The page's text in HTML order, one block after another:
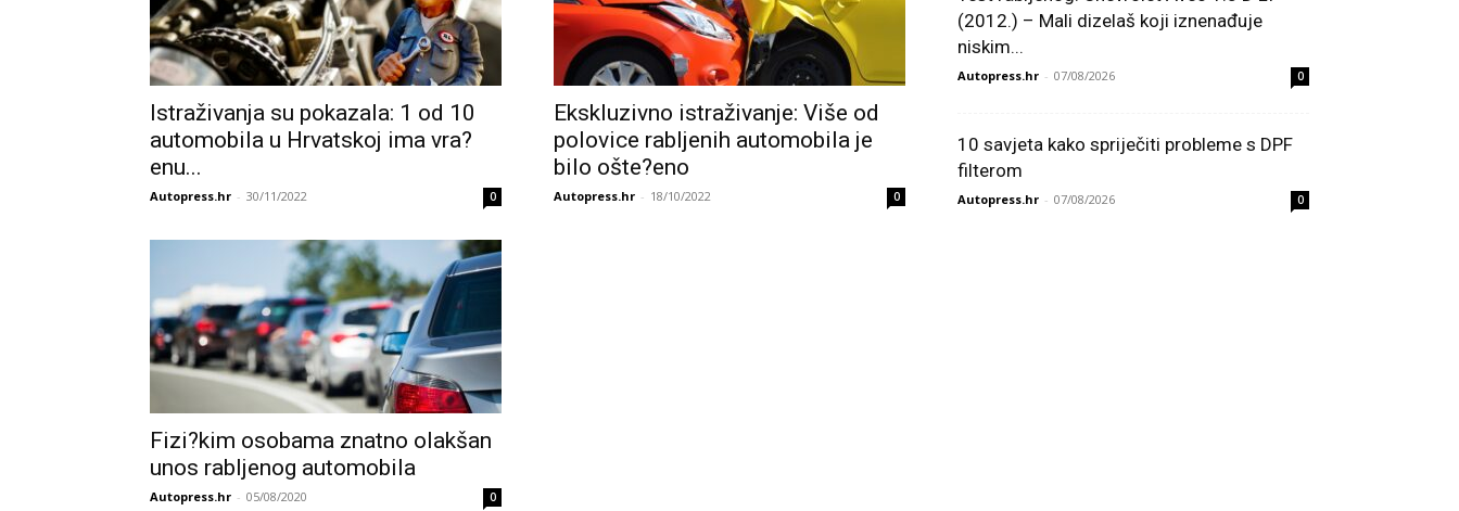
Istraživanja su pokazala: 1 od 10
automobila u Hrvatskoj ima vra?
enu...
Autopress.hr - 30/11/2022 0
Ekskluzivno istraživanje: Više od
polovice rabljenih automobila je
bilo ošte?eno
Autopress.hr - 18/10/2022 0
Fizi?kim osobama znatno olakšan
unos rabljenog automobila
Autopress.hr - 05/08/2020 0
(2012.) – Mali dizelaš koji iznenađuje
niskim...
Autopress.hr - 07/08/2026 0
10 savjeta kako spriječiti probleme s DPF
filterom
Autopress.hr - 07/08/2026 0